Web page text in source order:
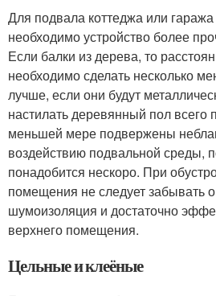
Для подвала коттеджа или
необходимо устройство более
Если балки из дерева, то
необходимо сделать несколько
лучше, если они будут
настилать деревянный пол всего
меньшей мере подвержены
воздействию подвальной среды,
понадобится нескоро. При
помещения не следует забывать
шумоизоляция и достаточно
верхнего помещения.
Цельные и клеёные